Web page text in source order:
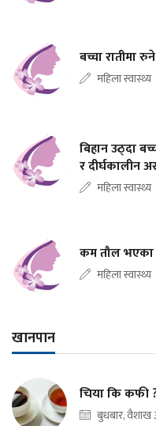
बच्चा रातीमा
महिला स्वास्थ्य
बिहान उठ्दा
र दीर्घकालीन
महिला स्वास्थ्य
कम तौल भएका
महिला स्वास्थ्य
खानपान
चिया कि कफी
बुधबार, वैशाख